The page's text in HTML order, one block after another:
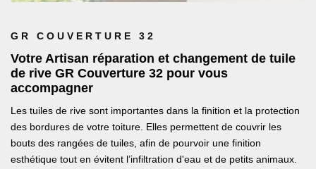
GR COUVERTURE 32
Votre Artisan réparation et changement de tuile
de rive GR Couverture 32 pour vous
accompagner
Les tuiles de rive sont importantes dans la finition et la protection
des bordures de votre toiture. Elles permettent de couvrir les
bouts des rangées de tuiles, afin de pourvoir une finition
esthétique tout en évitent l’infiltration d'eau et de petits animaux.